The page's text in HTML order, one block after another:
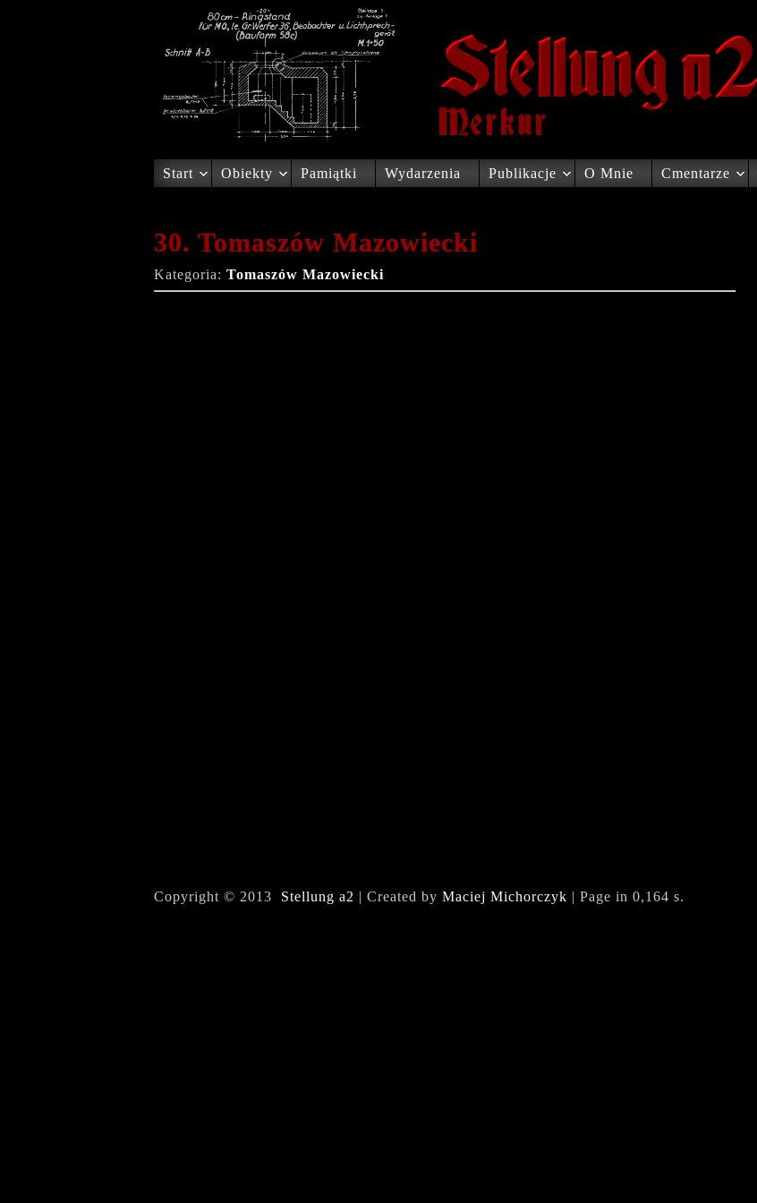
Start Obiekty Pamiątki Wydarzenia Publikacje O Mnie Cmentarze
30. Tomaszów Mazowiecki
Kategoria: Tomaszów Mazowiecki
Copyright © 2013 Stellung a2 | Created by Maciej Michorczyk | Page in 0,164 s.